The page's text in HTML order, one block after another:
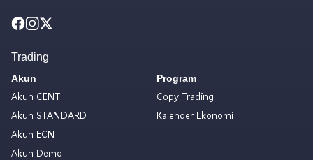
Trading
Akun
Akun CENT
Akun STANDARD
Akun ECN
Akun Demo
Program
Copy Trading
Kalender Ekonomi